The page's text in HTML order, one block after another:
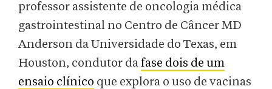
professor assistente de oncologia médica
gastrointestinal no Centro de Câncer MD
Anderson da Universidade do Texas, em
Houston, condutor dafase dois de um
ensaio clínico que explora o uso de vacinas